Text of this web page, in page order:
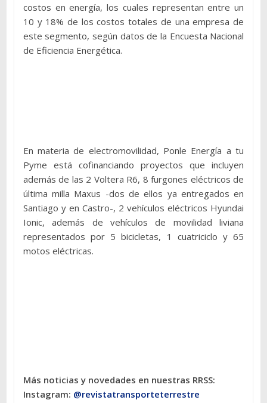
costos en energía, los cuales representan entre un
10 y 18% de los costos totales de una empresa de
este segmento, según datos de la Encuesta Nacional
de Eficiencia Energética.
En materia de electromovilidad, Ponle Energía a tu
Pyme está cofinanciando proyectos que incluyen
además de las 2 Voltera R6, 8 furgones eléctricos de
última milla Maxus -dos de ellos ya entregados en
Santiago y en Castro-, 2 vehículos eléctricos Hyundai
Ionic, además de vehículos de movilidad liviana
representados por 5 bicicletas, 1 cuatriciclo y 65
motos eléctricas.
Más noticias y novedades en nuestras RRSS:
Instagram: @revistatransporteterrestre